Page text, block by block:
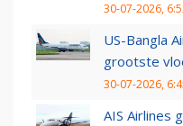
30-07-2026,
US-Bangla
grootste
30-07-2026,
AIS Airlines